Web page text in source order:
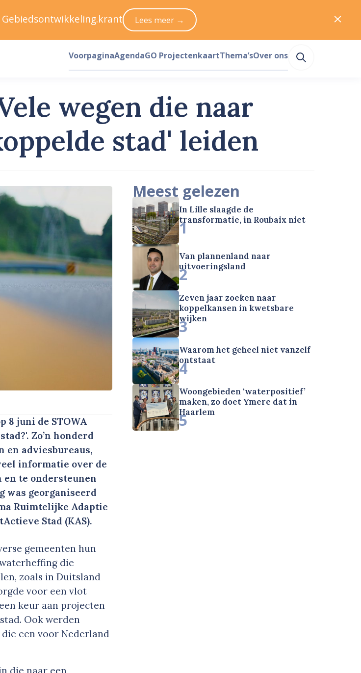
wegen die naar
stad' leiden
8 juni de STOWA
Zo’n honderd
en adviesbureaus,
informatie over de
te ondersteunen
was georganiseerd
Ruimtelijke Adaptie
Stad (KAS).
gemeenten hun
die
zoals in Duitsland
voor een vlot
keur aan projecten
Ook werden
een voor Nederland
Meest gelezen
In Lille slaagde de
transformatie, in Roubaix niet
1
Van plannenland naar
uitvoeringsland
2
Zeven jaar zoeken naar
koppelkansen in kwetsbare
wijken
3
Waarom het geheel niet vanzelf
ontstaat
4
Woongebieden ‘waterpositief’
maken, zo doet Ymere dat in
Haarlem
5
Lees meer →
VoorpaginaAgendaGO ProjectenkaartThema’sOver ons